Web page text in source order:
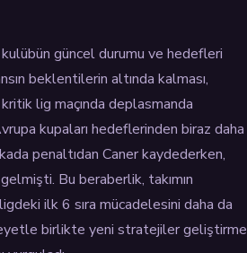
kulübün güncel durumu ve hedefleri
beklentilerin altında kalması,
lig maçında deplasmanda
kupaları hedeflerinden biraz daha
penaltıdan Caner kaydederken,
Bu beraberlik, takımın
ilk 6 sıra mücadelesini daha da
heyetle birlikte yeni stratejiler geliştirme